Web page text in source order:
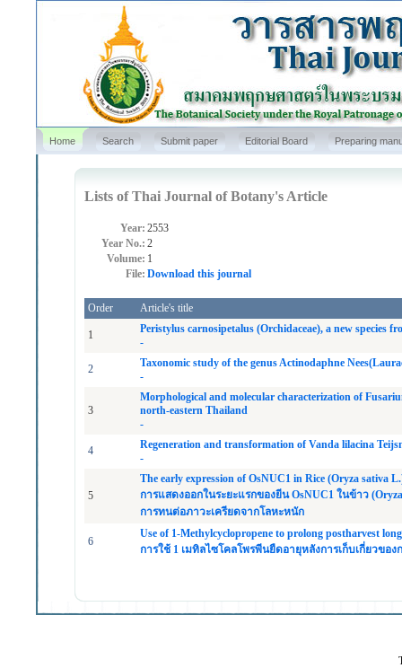
Home Search Submit paper Editorial Board Preparing
Lists of Thai Journal of Botany's Article
Year: 2553
Year No.: 2
Volume: 1
File: Download this journal
Order Article's title
1
Peristylus carnosipetalus (Orchidaceae), a new species
-
2
Taxonomic study of the genus Actinodaphne
-
3
Morphological and molecular characterization of
north-eastern Thailand
-
4
Regeneration and transformation of Vanda lilacina
-
5
The early expression of OsNUC1 in Rice (Oryza sativa
การแสดงออกในระยะแรกของยีน OsNUC1 ในข้าว
การทนต่อภาวะเครียดจากโลหะหนัก
6
Use of 1-Methylcyclopropene to prolong postharvest
การใช้ 1 เมทิลไซโคลโพรพีนยืดอายุหลังการเก็บเกี่ยวขอ